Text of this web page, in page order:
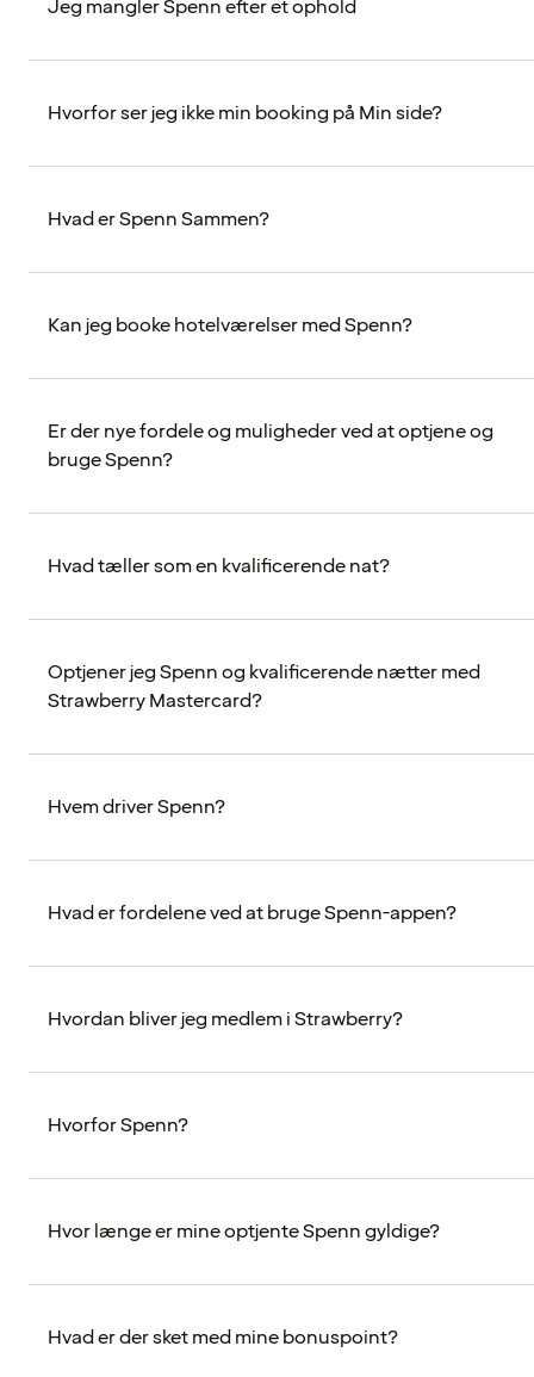
Jeg mangler Spenn efter et ophold
Hvorfor ser jeg ikke min booking på Min side?
Hvad er Spenn Sammen?
Kan jeg booke hotelværelser med Spenn?
Er der nye fordele og muligheder ved at optjene og
bruge Spenn?
Hvad tæller som en kvalificerende nat?
Optjener jeg Spenn og kvalificerende nætter med
Strawberry Mastercard?
Hvem driver Spenn?
Hvad er fordelene ved at bruge Spenn-appen?
Hvordan bliver jeg medlem i Strawberry?
Hvorfor Spenn?
Hvor længe er mine optjente Spenn gyldige?
Hvad er der sket med mine bonuspoint?